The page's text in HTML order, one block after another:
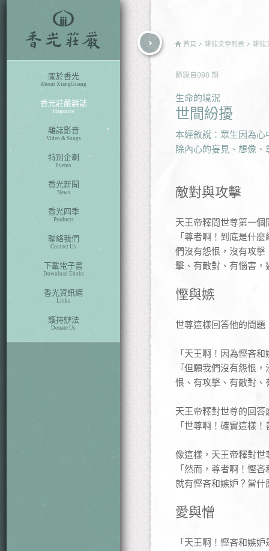
關於香光
About XiangGuang
香光莊嚴雜誌
Magazine
雜誌影音
Video & Songs
特別企劃
Events
香光新聞
News
香光四季
Products
聯絡我們
Contact Us
下載電子書
Download Eboks
香光資訊網
Links
護持辦法
Donate Us
首頁 雜誌文章列表 雜誌
節錄自 098 期
生命的境況
世間紛擾
本經敘說：眾生因為
除內心的妄見、想像
敵對與攻擊
天王帝釋問世尊第一個
「尊者啊！到底是什
們沒有怨恨，沒有攻
擊、有敵對、有惱害
慳與嫉
世尊這樣回答他的問題
「天王啊！因為慳吝
『但願我們沒有怨恨
恨、有攻擊、有敵對
天王帝釋對世尊的回
「世尊啊！確實這樣
像這樣，天王帝釋對
「然而，尊者啊！慳
就有慳吝和嫉妒？當
愛與憎
「天王啊！慳吝和嫉